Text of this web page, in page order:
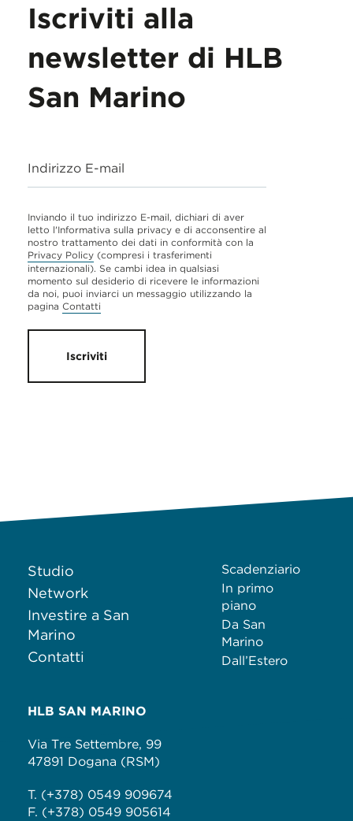
Iscriviti alla
newsletter di HLB
San Marino
Indirizzo E-mail
Inviando il tuo indirizzo E-mail, dichiari di aver
letto l'Informativa sulla privacy e di acconsentire al
nostro trattamento dei dati in conformità con la
Privacy Policy (compresi i trasferimenti
internazionali). Se cambi idea in qualsiasi
momento sul desiderio di ricevere le informazioni
da noi, puoi inviarci un messaggio utilizzando la
pagina Contatti
Iscriviti
Studio
Network
Investire a San
Marino
Contatti
Scadenziario
In primo
piano
Da San
Marino
Dall’Estero
HLB SAN MARINO
Via Tre Settembre, 99
47891 Dogana (RSM)
T. (+378) 0549 909674
F. (+378) 0549 905614